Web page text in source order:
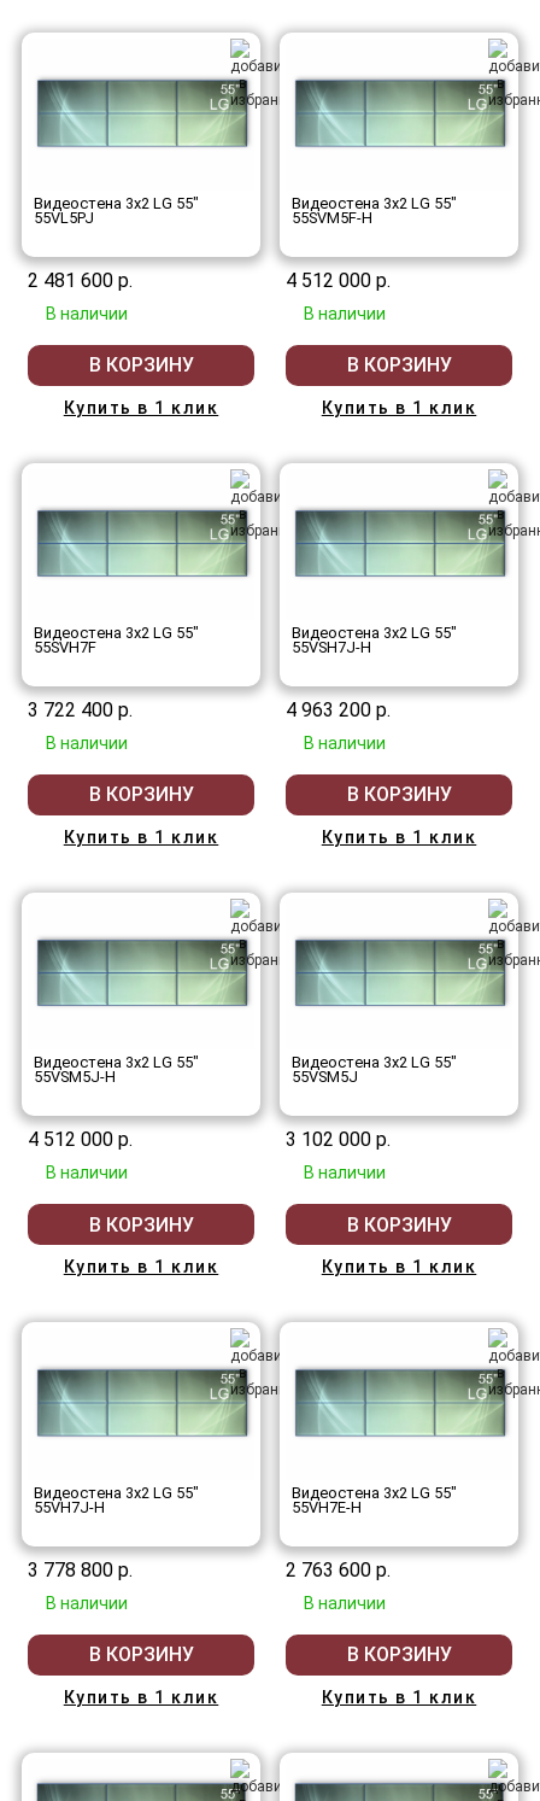
Видеостена 3x2 LG 55"
55VL5PJ
2 481 600 р.
В наличии
В КОРЗИНУ
Купить в 1 клик
Видеостена 3x2 LG 55"
55SVM5F-H
4 512 000 р.
В наличии
В КОРЗИНУ
Купить в 1 клик
Видеостена 3x2 LG 55"
55SVH7F
3 722 400 р.
В наличии
В КОРЗИНУ
Купить в 1 клик
Видеостена 3x2 LG 55"
55VSH7J-H
4 963 200 р.
В наличии
В КОРЗИНУ
Купить в 1 клик
Видеостена 3x2 LG 55"
55VSM5J-H
4 512 000 р.
В наличии
В КОРЗИНУ
Купить в 1 клик
Видеостена 3x2 LG 55"
55VSM5J
3 102 000 р.
В наличии
В КОРЗИНУ
Купить в 1 клик
Видеостена 3x2 LG 55"
55VH7J-H
3 778 800 р.
В наличии
В КОРЗИНУ
Купить в 1 клик
Видеостена 3x2 LG 55"
55VH7E-H
2 763 600 р.
В наличии
В КОРЗИНУ
Купить в 1 клик